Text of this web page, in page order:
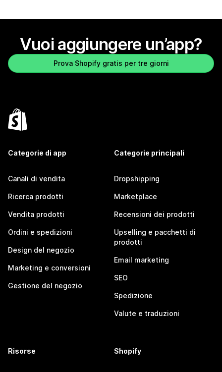
Vuoi aggiungere un’app?
Prova Shopify gratis per tre giorni
Categorie di app
Canali di vendita
Ricerca prodotti
Vendita prodotti
Ordini e spedizioni
Design del negozio
Marketing e conversioni
Gestione del negozio
Categorie principali
Dropshipping
Marketplace
Recensioni dei prodotti
Upselling e pacchetti di
prodotti
Email marketing
SEO
Spedizione
Valute e traduzioni
Risorse Shopify